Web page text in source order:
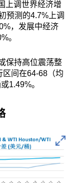
上调世界经济增
预测的4.7%上调
，发展中经济
。
保持高位震荡整
区间在64-68（均
1.49%。